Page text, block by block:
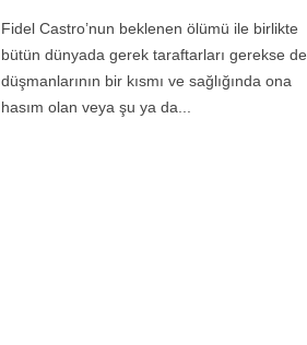
Fidel Castro’nun beklenen ölümü ile birlikte
bütün dünyada gerek taraftarları gerekse de
düşmanlarının bir kısmı ve sağlığında ona
hasım olan veya şu ya da...